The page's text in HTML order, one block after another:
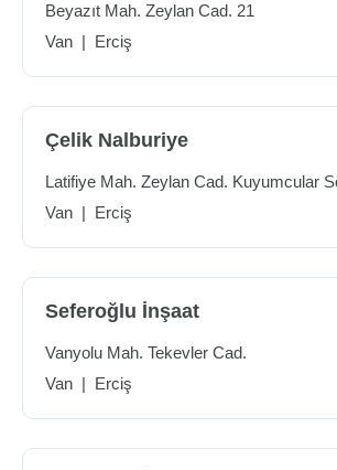
Beyazıt Mah. Zeylan Cad. 21
Van | Erciş
Çelik Nalburiye
Latifiye Mah. Zeylan Cad. Kuyumcular
Van | Erciş
Seferoğlu İnşaat
Vanyolu Mah. Tekevler Cad.
Van | Erciş